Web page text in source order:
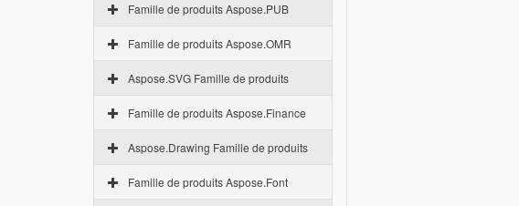
Famille de produits Aspose.PUB
Famille de produits Aspose.OMR
Aspose.SVG Famille de produits
Famille de produits Aspose.Finance
Aspose.Drawing Famille de produits
Famille de produits Aspose.Font